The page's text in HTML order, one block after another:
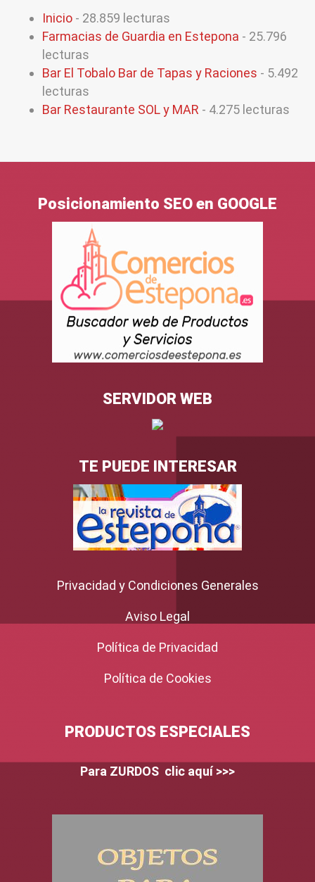
Inicio - 28.859 lecturas
Farmacias de Guardia en Estepona - 25.796
lecturas
Bar El Tobalo Bar de Tapas y Raciones - 5.492
lecturas
Bar Restaurante SOL y MAR - 4.275 lecturas
Posicionamiento SEO en GOOGLE
SERVIDOR WEB
TE PUEDE INTERESAR
Privacidad y Condiciones Generales
Aviso Legal
Política de Privacidad
Política de Cookies
PRODUCTOS ESPECIALES
Para ZURDOS clic aquí >>>